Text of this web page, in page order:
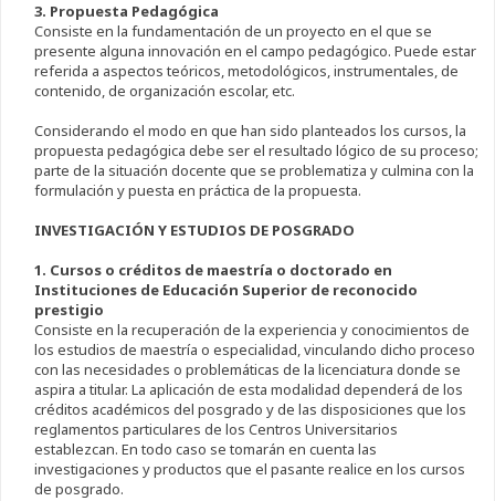
3. Propuesta Pedagógica
Consiste en la fundamentación de un proyecto en el que se
presente alguna innovación en el campo pedagógico. Puede estar
referida a aspectos teóricos, metodológicos, instrumentales, de
contenido, de organización escolar, etc.
Considerando el modo en que han sido planteados los cursos, la
propuesta pedagógica debe ser el resultado lógico de su proceso;
parte de la situación docente que se problematiza y culmina con la
formulación y puesta en práctica de la propuesta.
INVESTIGACIÓN Y ESTUDIOS DE POSGRADO
1. Cursos o créditos de maestría o doctorado en
Instituciones de Educación Superior de reconocido
prestigio
Consiste en la recuperación de la experiencia y conocimientos de
los estudios de maestría o especialidad, vinculando dicho proceso
con las necesidades o problemáticas de la licenciatura donde se
aspira a titular. La aplicación de esta modalidad dependerá de los
créditos académicos del posgrado y de las disposiciones que los
reglamentos particulares de los Centros Universitarios
establezcan. En todo caso se tomarán en cuenta las
investigaciones y productos que el pasante realice en los cursos
de posgrado.